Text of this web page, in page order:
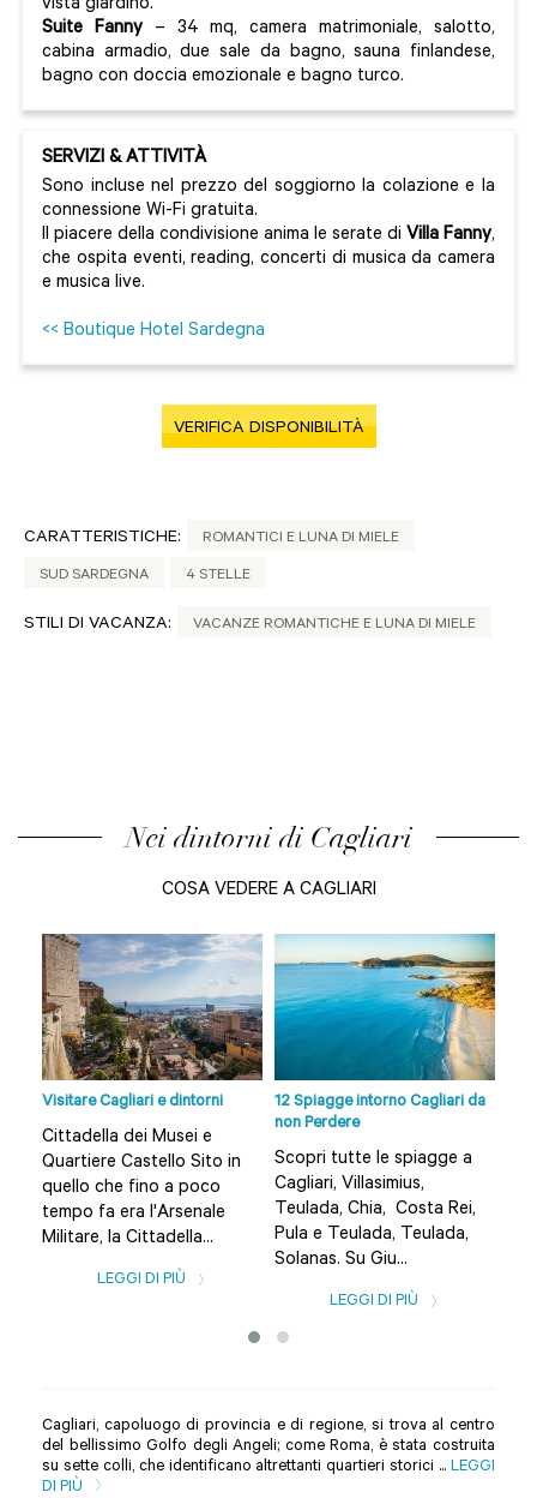
vista giardino.
Suite Fanny – 34 mq, camera matrimoniale, salotto,
cabina armadio, due sale da bagno, sauna finlandese,
bagno con doccia emozionale e bagno turco.
SERVIZI & ATTIVITÀ
Sono incluse nel prezzo del soggiorno la colazione e la
connessione Wi-Fi gratuita.
Il piacere della condivisione anima le serate di Villa Fanny,
che ospita eventi, reading, concerti di musica da camera
e musica live.
<< Boutique Hotel Sardegna
VERIFICA DISPONIBILITÀ
CARATTERISTICHE: ROMANTICI E LUNA DI MIELE
SUD SARDEGNA 4 STELLE
STILI DI VACANZA: VACANZE ROMANTICHE E LUNA DI MIELE
Nei dintorni di Cagliari
COSA VEDERE A CAGLIARI
Visitare Cagliari e dintorni
Cittadella dei Musei e
Quartiere Castello Sito in
quello che fino a poco
tempo fa era l'Arsenale
Militare, la Cittadella...
LEGGI DI PIÙ
12 Spiagge intorno Cagliari da
non Perdere
Scopri tutte le spiagge a
Cagliari, Villasimius,
Teulada, Chia, Costa Rei,
Pula e Teulada, Teulada,
Solanas. Su Giu...
LEGGI DI PIÙ
Cagliari, capoluogo di provincia e di regione, si trova al centro
del bellissimo Golfo degli Angeli; come Roma, è stata costruita
su sette colli, che identificano altrettanti quartieri storici ... LEGGI
DI PIÙ